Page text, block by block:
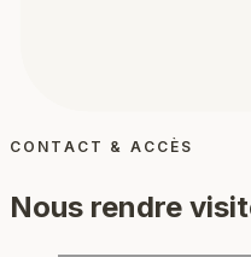
CONTACT & ACCÈS
Nous rendre